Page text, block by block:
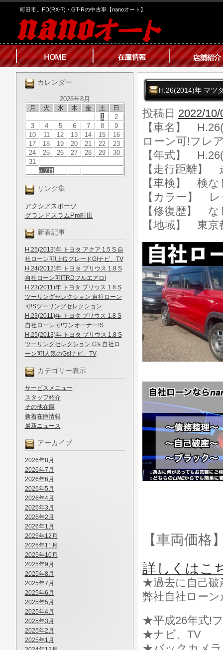
町田市、FD(RX-7)・GT-Rの中古車【nanoオート】
カレンダー
2026年8月
月
火 水 木 金 土 日
« 7月
1
2
3
4 5 6 7 8
9
10
11 12 13 14 15
16
17
18 19 20 21 22
23
24
25 26 27 28 29
30
31
リンク集
アクシアスポーツ
グランドスラムPro町田
新着記事
H.25(2013)年 トヨタ アクア 1.5 S 自
社ローン可!上位グレードG!ナビ、TV
H.24(2012)年 トヨタ プリウス 1.8 S
自社ローン可!TRDフルエアロ!
H.23(2011)年 トヨタ プリウス 1.8 S
ツーリングセレクション 自社ローン
可!Sツーリングセレクション
H.23(2011)年 トヨタ プリウス 1.8 S
自社ローン可!ワンオーナー!S
H.25(2013)年 トヨタ プリウス 1.8 S
ツーリングセレクション G's 自社ロ
ーン可!人気のGs!ナビ、TV
カテゴリー表示
サービスメニュー
スタッフ紹介
その他在庫
新着在庫情報
最新ニュース
アーカイブ
2026年8月
2026年7月
2026年6月
2026年5月
2026年4月
2026年3月
2026年2月
2026年1月
2025年12月
2025年11月
2025年10月
2025年9月
2025年8月
2025年7月
2025年6月
2025年5月
2025年4月
2025年3月
2025年2月
2025年1月
H.26(2014)年 マツ
投稿日 2022/10/
【車名】
ローン可!フレ
【年式】
【走行距離】
【車検】 検な
【カラー】
【修復歴】 な
【地域】 東京
【車両価格
詳しくはこ
★過去に自己破
弊社自社ロー
★平成26年式!
★ナビ、TV